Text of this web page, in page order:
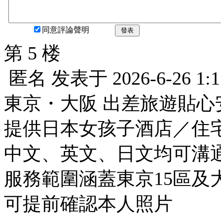
同意評論聲明 發表
第 5 楼
匿名 发表于 2026-6-26
東京・大阪 出差旅遊貼心
提供日本女孩子酒店／住
中文、英文、日文均可溝
服務範圍涵蓋東京15區及
可提前確認本人照片